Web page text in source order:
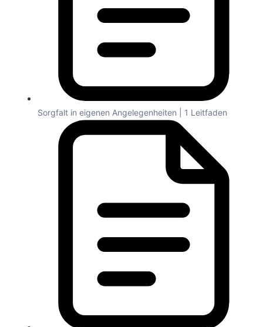
Sorgfalt in eigenen Angelegenheiten | 1 Leitfaden